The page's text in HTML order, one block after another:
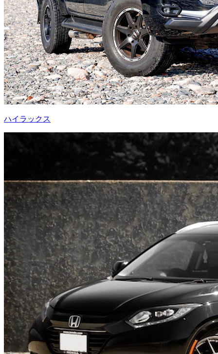
ハイラックス